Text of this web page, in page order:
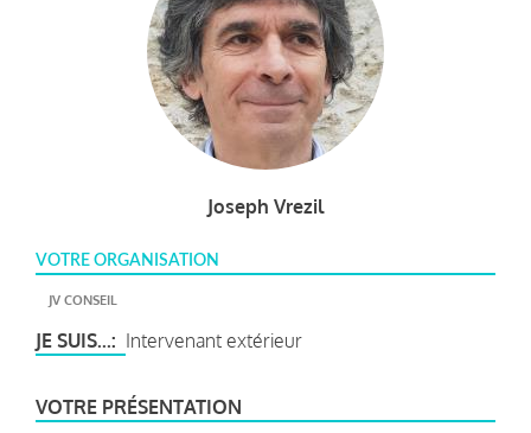
Joseph Vrezil
VOTRE ORGANISATION
JV CONSEIL
JE SUIS... Intervenant extérieur
VOTRE PRÉSENTATION